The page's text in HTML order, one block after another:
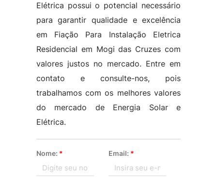
Elétrica possui o potencial necessário
para garantir qualidade e excelência
em Fiação Para Instalação Eletrica
Residencial em Mogi das Cruzes com
valores justos no mercado. Entre em
contato e consulte-nos, pois
trabalhamos com os melhores valores
do mercado de Energia Solar e
Elétrica.
Nome: * Email: *